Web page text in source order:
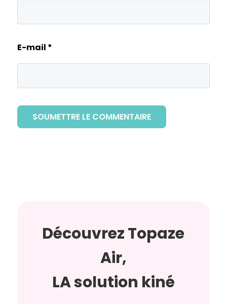
E-mail *
SOUMETTRE LE COMMENTAIRE
Découvrez Topaze
Air,
LA solution kiné